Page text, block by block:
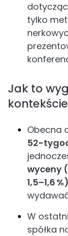
tylko
Jak to
Obecna
52-
wyceny
1,5–1,6 %)
W
spółka